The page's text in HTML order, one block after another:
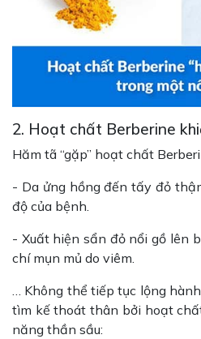
2. Hoạt chất Berberine
Hăm tã “gặp” hoạt chất
- Da ửng hồng đến tấy đỏ
độ của bệnh.
- Xuất hiện sẩn đỏ nổi gồ lên
chí mụn mủ do viêm.
… Không thể tiếp tục lộng
tìm kế thoát thân bởi hoạt
năng thần sầu: